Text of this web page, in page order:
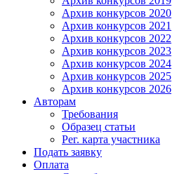
Архив конкурсов 2020
Архив конкурсов 2021
Архив конкурсов 2022
Архив конкурсов 2023
Архив конкурсов 2024
Архив конкурсов 2025
Архив конкурсов 2026
Авторам
Требования
Образец статьи
Рег. карта участника
Подать заявку
Оплата